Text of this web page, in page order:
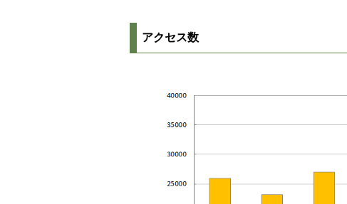
アクセス数